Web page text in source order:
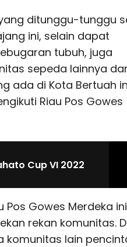
ditunggu-tunggu
ini, selain dapat
tubuh, juga
sepeda lainnya
ada di Kota Bertuah
Riau Pos Gowes
Cup VI 2022
Gowes Merdeka
rekan komunitas.
komunitas lain